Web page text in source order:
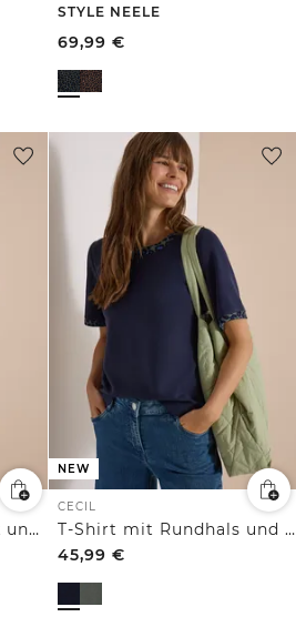
STYLE NEELE
69,99 €
T-Shirt mit Boat Neck und Leo-Muster
NEW
CECIL
T-Shirt mit Rundhals und Leo-Details
45,99 €